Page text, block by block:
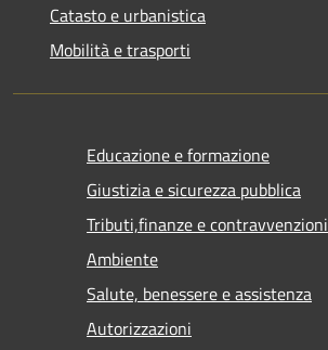
Catasto e urbanistica
Mobilità e trasporti
Educazione e formazione
Giustizia e sicurezza pubblica
Tributi,finanze e contravvenzioni
Ambiente
Salute, benessere e assistenza
Autorizzazioni